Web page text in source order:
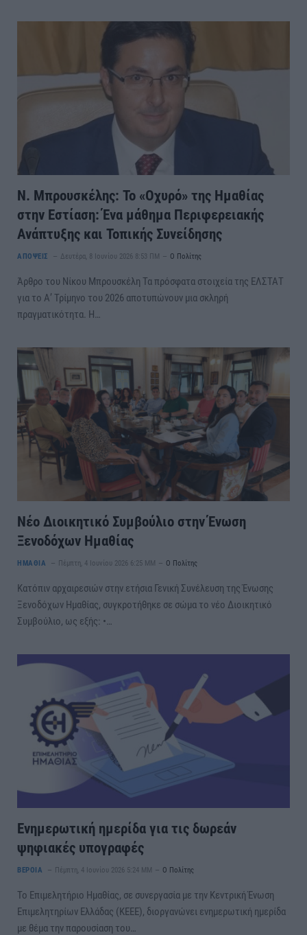
Ν. Μπρουσκέλης: Το «Οχυρό» της Ημαθίας
στην Εστίαση: Ένα μάθημα Περιφερειακής
Ανάπτυξης και Τοπικής Συνείδησης
ΑΠΟΨΕΙΣ Δευτέρα, 8 Ιουνίου 2026 8:53 ΠΜ Ο Πολίτης
Άρθρο του Νίκου Μπρουσκέλη Τα πρόσφατα στοιχεία της ΕΛΣΤΑΤ
για το Α’ Τρίμηνο του 2026 αποτυπώνουν μια σκληρή
πραγματικότητα. Η…
Νέο Διοικητικό Συμβούλιο στην Ένωση
Ξενοδόχων Ημαθίας
ΗΜΑΘΙΑ Πέμπτη, 4 Ιουνίου 2026 6:25 ΜΜ Ο Πολίτης
Κατόπιν αρχαιρεσιών στην ετήσια Γενική Συνέλευση της Ένωσης
Ξενοδόχων Ημαθίας, συγκροτήθηκε σε σώμα το νέο Διοικητικό
Συμβούλιο, ως εξής: •…
Ενημερωτική ημερίδα για τις δωρεάν
ψηφιακές υπογραφές
ΒΕΡΟΙΑ Πέμπτη, 4 Ιουνίου 2026 5:24 ΜΜ Ο Πολίτης
Το Επιμελητήριο Ημαθίας, σε συνεργασία με την Κεντρική Ένωση
Επιμελητηρίων Ελλάδας (ΚΕΕΕ), διοργανώνει ενημερωτική ημερίδα
με θέμα την παρουσίαση του…